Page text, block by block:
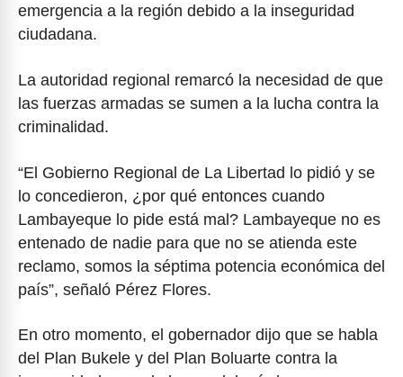
emergencia a la región debido a la inseguridad
ciudadana.
La autoridad regional remarcó la necesidad de que
las fuerzas armadas se sumen a la lucha contra la
criminalidad.
“El Gobierno Regional de La Libertad lo pidió y se
lo concedieron, ¿por qué entonces cuando
Lambayeque lo pide está mal? Lambayeque no es
entenado de nadie para que no se atienda este
reclamo, somos la séptima potencia económica del
país”, señaló Pérez Flores.
En otro momento, el gobernador dijo que se habla
del Plan Bukele y del Plan Boluarte contra la